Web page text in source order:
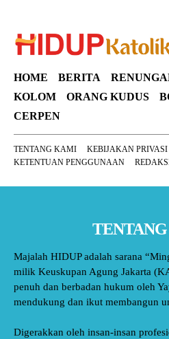
HOME BERITA
KOLOM
ORANG KUDUS
CERPEN
TENTANG KAMI
KEBIJAKAN PRIVASI
KETENTUAN PENGGUNAAN
Majalah HIDUP adalah sarana
milik Keuskupan Agung Jakarta
penuh dan berbadan hukum oleh
mendukung dan ikut membangun
Digerakkan oleh insan-insan